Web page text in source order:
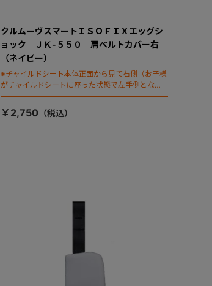
クルムーヴスマートＩＳＯＦＩＸエッグシ
ョック ＪＫ-５５０ 肩ベルトカバー右
（ネイビー）
※チャイルドシート本体正面から見て右側（お子様
がチャイルドシートに座った状態で左手側となり
ます）
￥2,750